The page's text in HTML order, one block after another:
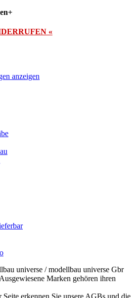
+
«
anzeigen
universe / modellbau universe Gbr
Marken gehören ihren